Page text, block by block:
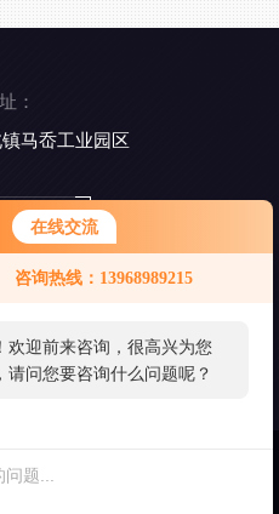
在线交流
咨询热线：13968989215
欢迎前来咨询，很高兴为您
请问您要咨询什么问题呢？
：
马岙工业园区
扫
一
添
友